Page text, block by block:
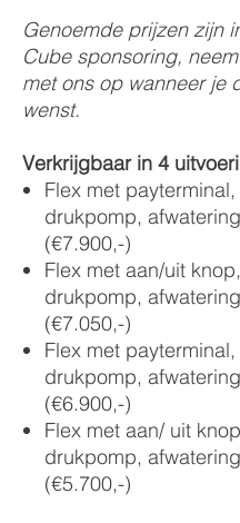
Genoemde prijzen zijn
Cube sponsoring,
met ons op wanneer je
wenst.
Verkrijgbaar in 4
Flex met payterminal,
drukpomp,
(€7.900,-)
Flex met aan/uit knop,
drukpomp,
(€7.050,-)
Flex met
drukpomp,
(€6.900,-)
Flex met aan/ uit
drukpomp,
(€5.700,-)